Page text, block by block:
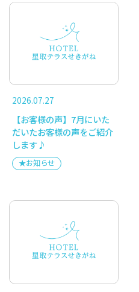
愛犬とお泊り
写真を見る
2026.07.27
【お客様の声】7月にいた
だいたお客様の声をご紹介
します♪
★お知らせ